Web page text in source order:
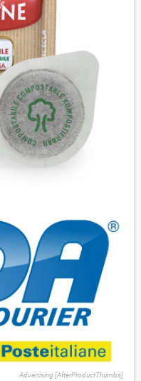
Advertising [AfterProductThumbs]